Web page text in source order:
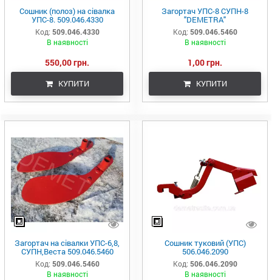
Сошник (полоз) на сівалка
УПС-8. 509.046.4330
Код: 509.046.4330
В наявності
550,00 грн.
КУПИТИ
Загортач УПС-8 СУПН-8
"DEMETRA"
Код: 509.046.5460
В наявності
1,00 грн.
КУПИТИ
Загортач на сівалки УПС-6,8,
СУПН,Веста 509.046.5460
Код: 509.046.5460
В наявності
Сошник туковий (УПС)
506.046.2090
Код: 506.046.2090
В наявності